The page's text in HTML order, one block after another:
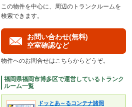
この物件を中心に、周辺のトランクルームを
検索できます。
お問い合わせ(無料)
空室確認など
物件へのお問合せはこちらからどうぞ。
福岡県福岡市博多区で運営しているトランク
ルーム一覧
ドッとあ～るコンテナ諸岡